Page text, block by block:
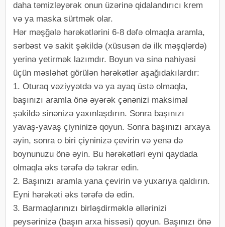
daha təmizləyərək onun üzərinə qidalandırıcı krem
və ya maska sürtmək olar.
Hər məşğələ hərəkətlərini 6-8 dəfə olmaqla aramla,
sərbəst və sakit şəkildə (xüsusən də ilk məşqlərdə)
yerinə yetirmək lazımdır. Boyun və sinə nahiyəsi
üçün məsləhət görülən hərəkətlər aşağıdakılardır:
1. Oturaq vəziyyətdə və ya ayaq üstə olmaqla,
başınızı aramla önə əyərək çənənizi maksimal
şəkildə sinənizə yaxınlaşdırın. Sonra başınızı
yavaş-yavaş çiyninizə qoyun. Sonra başınızı arxaya
əyin, sonra o biri çiyninizə çevirin və yenə də
boynunuzu önə əyin. Bu hərəkətləri eyni qaydada
olmaqla əks tərəfə də təkrar edin.
2. Başınızı aramla yana çevirin və yuxarıya qaldırın.
Eyni hərəkəti əks tərəfə də edin.
3. Barmaqlarınızı birləşdirməklə əllərinizi
peysərinizə (başın arxa hissəsi) qoyun. Başınızı önə